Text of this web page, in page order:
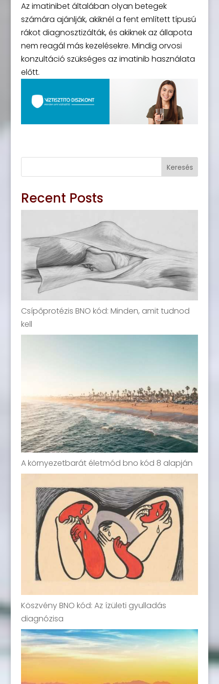
Az imatinibet általában olyan betegek
számára ajánlják, akiknél a fent említett típusú
rákot diagnosztizálták, és akiknek az állapota
nem reagál más kezelésekre. Mindig orvosi
konzultáció szükséges az imatinib használata
előtt.
Keresés
Recent Posts
Csípőprotézis BNO kód: Minden, amit tudnod
kell
A környezetbarát életmód bno kód 8 alapján
Köszvény BNO kód: Az ízületi gyulladás
diagnózisa